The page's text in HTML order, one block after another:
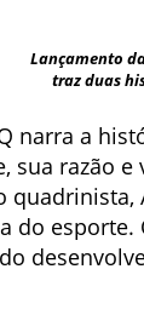
Lançamento
traz duas
narra a
sua razão
do esporte.